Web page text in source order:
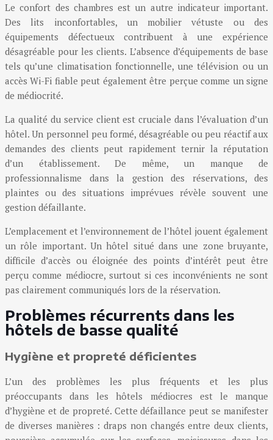
Le confort des chambres est un autre indicateur important.
Des lits inconfortables, un mobilier vétuste ou des
équipements défectueux contribuent à une expérience
désagréable pour les clients. L’absence d’équipements de base
tels qu’une climatisation fonctionnelle, une télévision ou un
accès Wi-Fi fiable peut également être perçue comme un signe
de médiocrité.
La qualité du service client est cruciale dans l’évaluation d’un
hôtel. Un personnel peu formé, désagréable ou peu réactif aux
demandes des clients peut rapidement ternir la réputation
d’un établissement. De même, un manque de
professionnalisme dans la gestion des réservations, des
plaintes ou des situations imprévues révèle souvent une
gestion défaillante.
L’emplacement et l’environnement de l’hôtel jouent également
un rôle important. Un hôtel situé dans une zone bruyante,
difficile d’accès ou éloignée des points d’intérêt peut être
perçu comme médiocre, surtout si ces inconvénients ne sont
pas clairement communiqués lors de la réservation.
Problèmes récurrents dans les
hôtels de basse qualité
Hygiène et propreté déficientes
L’un des problèmes les plus fréquents et les plus
préoccupants dans les hôtels médiocres est le manque
d’hygiène et de propreté. Cette défaillance peut se manifester
de diverses manières : draps non changés entre deux clients,